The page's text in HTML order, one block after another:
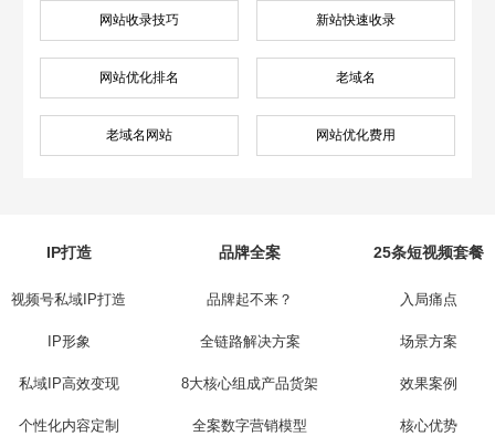
网站收录技巧 新站快速收录
网站优化排名 老域名
老域名网站 网站优化费用
IP打造
视频号私域IP打造
IP形象
私域IP高效变现
个性化内容定制
品牌全案
品牌起不来？
全链路解决方案
8大核心组成产品货架
全案数字营销模型
25条短视频套餐
入局痛点
场景方案
效果案例
核心优势